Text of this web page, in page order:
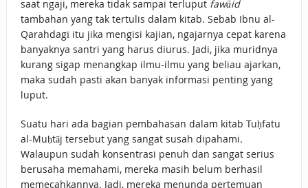
saat ngaji, mereka tidak sampai terluput fawāid
tambahan yang tak tertulis dalam kitab. Sebab Ibnu al-
Qarahdagī itu jika mengisi kajian, ngajarnya cepat karena
banyaknya santri yang harus diurus. Jadi, jika muridnya
kurang sigap menangkap ilmu-ilmu yang beliau ajarkan,
maka sudah pasti akan banyak informasi penting yang
luput.
Suatu hari ada bagian pembahasan dalam kitab Tuḥfatu
al-Muḥtāj tersebut yang sangat susah dipahami.
Walaupun sudah konsentrasi penuh dan sangat serius
berusaha memahami, mereka masih belum berhasil
memecahkannya. Jadi, mereka menunda pertemuan